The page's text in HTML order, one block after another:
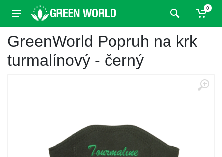
0
GreenWorld Popruh na krk
turmalínový - černý